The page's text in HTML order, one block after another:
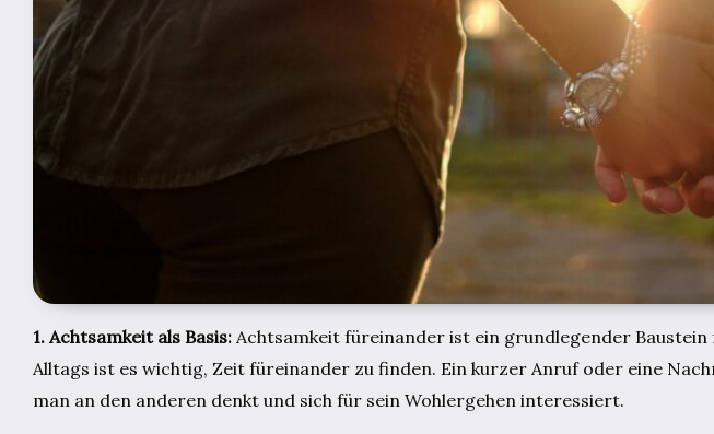
1. Achtsamkeit als Basis: Achtsamkeit füreinander ist ein grundlegender
Alltags ist es wichtig, Zeit füreinander zu finden. Ein kurzer Anruf oder eine
man an den anderen denkt und sich für sein Wohlergehen interessiert.